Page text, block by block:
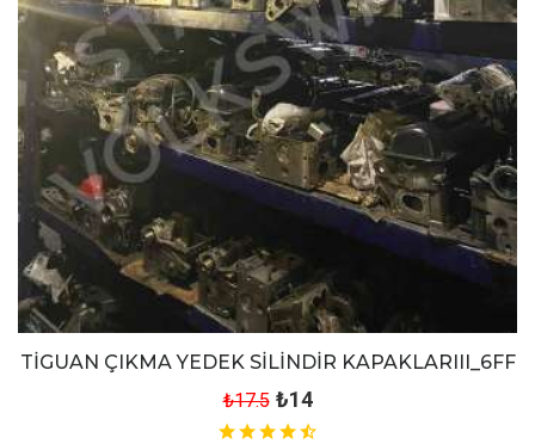
TİGUAN ÇIKMA YEDEK SİLİNDİR KAPAKLARIII_6FF
₺17.5 ₺14